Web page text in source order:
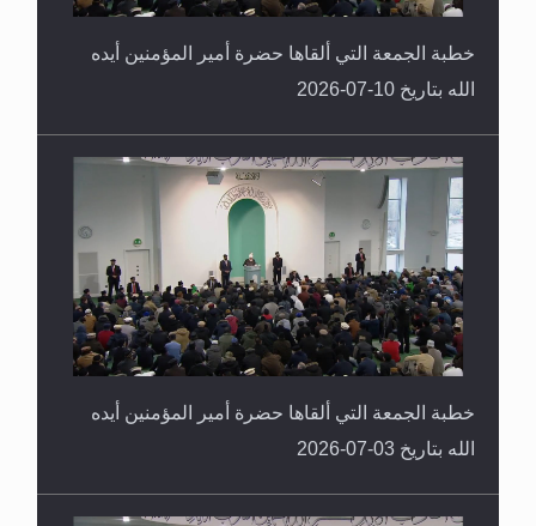
خطبة الجمعة التي ألقاها حضرة أمير المؤمنين أيده
الله بتاريخ 10-07-2026
خطبة الجمعة التي ألقاها حضرة أمير المؤمنين أيده
الله بتاريخ 03-07-2026